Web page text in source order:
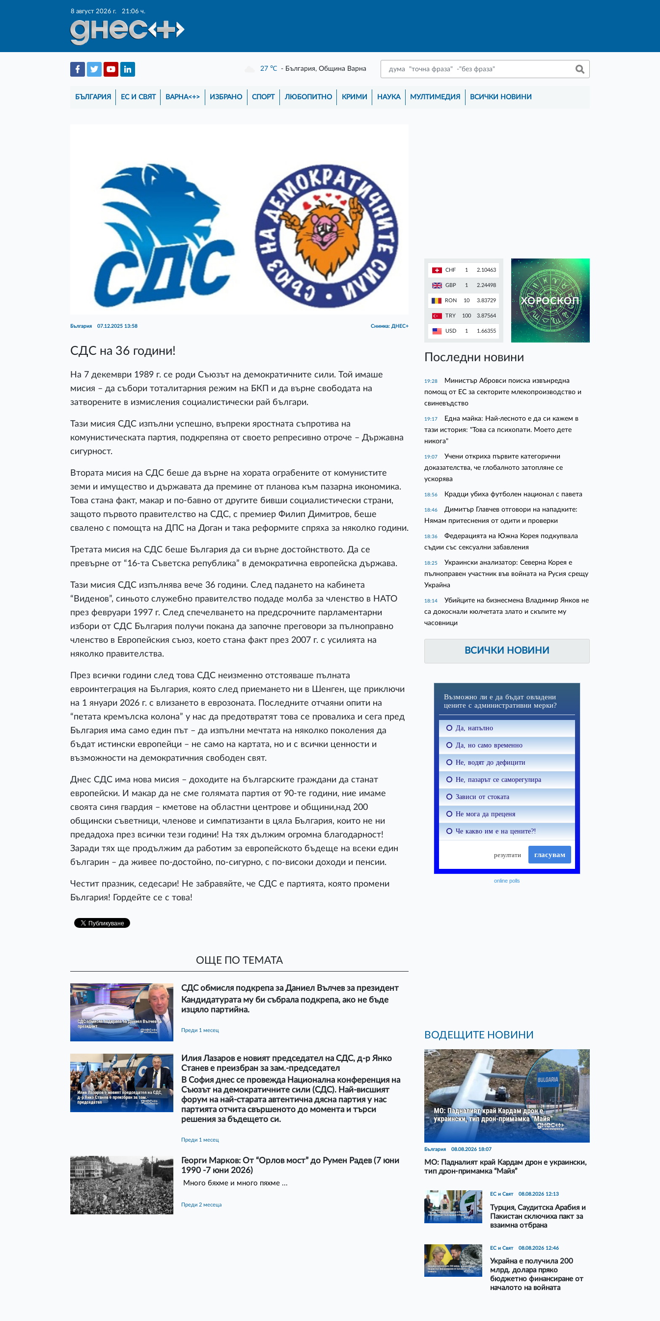
8 август 2026 г. 21:06 ч.
27 ℃ - България, Община Варна
БЪЛГАРИЯ ЕС И СВЯТ ВАРНА<+> ИЗБРАНО СПОРТ ЛЮБОПИТНО КРИМИ НАУКА МУЛТИМЕДИЯ ВСИЧКИ НОВИНИ
България 07.12.2025 13:58 Снимка: ДНЕС+
СДС на 36 години!
На 7 декември 1989 г. се роди Съюзът на демократичните сили. Той имаше
мисия – да събори тоталитарния режим на БКП и да върне свободата на
затворените в измисления социалистически рай българи.
Тази мисия СДС изпълни успешно, въпреки яростната съпротива на
комунистическата партия, подкрепяна от своето репресивно отроче – Държавна
сигурност.
Втората мисия на СДС беше да върне на хората ограбените от комунистите
земи и имущество и държавата да премине от планова към пазарна икономика.
Това стана факт, макар и по-бавно от другите бивши социалистически страни,
защото първото правителство на СДС, с премиер Филип Димитров, беше
свалено с помощта на ДПС на Доган и така реформите спряха за няколко години.
Третата мисия на СДС беше България да си върне достойнството. Да се
превърне от “16-та Съветска република” в демократична европейска държава.
Тази мисия СДС изпълнява вече 36 години. След падането на кабинета
“Виденов”, синьото служебно правителство подаде молба за членство в НАТО
през февруари 1997 г. След спечелването на предсрочните парламентарни
избори от СДС България получи покана да започне преговори за пълноправно
членство в Европейския съюз, което стана факт през 2007 г. с усилията на
няколко правителства.
През всички години след това СДС неизменно отстояваше пълната
евроинтеграция на България, която след приемането ни в Шенген, ще приключи
на 1 януари 2026 г. с влизането в еврозоната. Последните отчаяни опити на
“петата кремълска колона” у нас да предотвратят това се провалиха и сега пред
България има само един път – да изпълни мечтата на няколко поколения да
бъдат истински европейци – не само на картата, но и с всички ценности и
възможности на демократичния свободен свят.
Днес СДС има нова мисия – доходите на българските граждани да станат
европейски. И макар да не сме голямата партия от 90-те години, ние имаме
своята синя гвардия – кметове на областни центрове и общини,над 200
общински съветници, членове и симпатизанти в цяла България, които не ни
предадоха през всички тези години! На тях дължим огромна благодарност!
Заради тях ще продължим да работим за европейското бъдеще на всеки един
българин – да живее по-достойно, по-сигурно, с по-високи доходи и пенсии.
Честит празник, седесари! Не забравяйте, че СДС е партията, която промени
България! Гордейте се с това!
ОЩЕ ПО ТЕМАТА
СДС обмисля подкрепа за Даниел Вълчев за президент
Кандидатурата му би събрала подкрепа, ако не бъде
изцяло партийна.
преди 1 месец
Илия Лазаров е новият председател на СДС, д-р Янко
Станев е преизбран за зам.-председател
В София днес се провежда Национална конференция на
Съюзът на демократичните сили (СДС). Най-висшият
форум на най-старата автентична дясна партия у нас
партията отчита свършеното до момента и търси
решения за бъдещето си.
преди 1 месец
Георги Марков: От “Орлов мост” до Румен Радев (7 юни
1990 -7 юни 2026)
Много бяхме и много пяхме ...
преди 2 месеца
CHF 1 2.10463
GBP 1 2.24498
RON 10 3.83729
TRY 100 3.87564
USD 1 1.66355
ХОРОСКОП
Последни новини
19:28
Министър Абровси поиска извънредна
помощ от ЕС за секторите млекопроизводство и
свиневъдство
19:17
Една майка: Най-лесното е да си кажем в
тази история: "Това са психопати. Моето дете
никога"
19:07
Учени откриха първите категорични
доказателства, че глобалното затопляне се
ускорява
18:56 Крадци убиха футболен национал с павета
18:46
Димитър Главчев отговори на нападките:
Нямам притеснения от одити и проверки
18:36
Федерацията на Южна Корея подкупвала
съдии със сексуални забавления
18:25
Украински анализатор: Северна Корея е
пълноправен участник във войната на Русия срещу
Украйна
18:14
Убийците на бизнесмена Владимир Янков не
са докоснали кюлчетата злато и скъпите му
часовници
ВСИЧКИ НОВИНИ
online polls
ВОДЕЩИТЕ НОВИНИ
България 08.08.2026 18:07
МО: Падналият край Кардам дрон е украински,
тип дрон-примамка “Майя”
ЕС и Свят 08.08.2026 12:13
Турция, Саудитска Арабия и
Пакистан сключиха пакт за
взаимна отбрана
ЕС и Свят 08.08.2026 12:46
Украйна е получила 200
млрд. долара пряко
бюджетно финансиране от
началото на войната